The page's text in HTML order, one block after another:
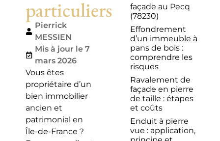
particuliers
Pierrick
MESSIEN
Mis à jour le 7
mars 2026
Vous êtes
propriétaire d’un
bien immobilier
ancien et
patrimonial en
Île-de-France ?
façade au Pecq
(78230)
Effondrement
d’un immeuble à
pans de bois :
comprendre les
risques
Ravalement de
façade en pierre
de taille : étapes
et coûts
Enduit à pierre
vue : application,